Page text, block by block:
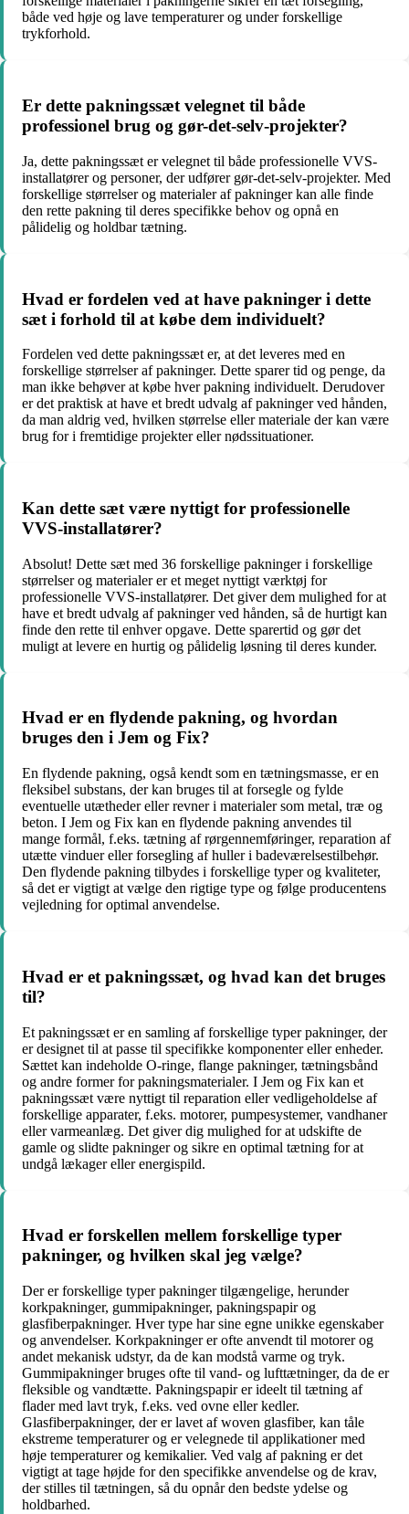
både ved høje og lave temperaturer og under forskellige
trykforhold.
Er dette pakningssæt velegnet til både
professionel brug og gør-det-selv-projekter?
Ja, dette pakningssæt er velegnet til både professionelle VVS-
installatører og personer, der udfører gør-det-selv-projekter. Med
forskellige størrelser og materialer af pakninger kan alle finde
den rette pakning til deres specifikke behov og opnå en
pålidelig og holdbar tætning.
Hvad er fordelen ved at have pakninger i dette
sæt i forhold til at købe dem individuelt?
Fordelen ved dette pakningssæt er, at det leveres med en
forskellige størrelser af pakninger. Dette sparer tid og penge, da
man ikke behøver at købe hver pakning individuelt. Derudover
er det praktisk at have et bredt udvalg af pakninger ved hånden,
da man aldrig ved, hvilken størrelse eller materiale der kan være
brug for i fremtidige projekter eller nødssituationer.
Kan dette sæt være nyttigt for professionelle
VVS-installatører?
Absolut! Dette sæt med 36 forskellige pakninger i forskellige
størrelser og materialer er et meget nyttigt værktøj for
professionelle VVS-installatører. Det giver dem mulighed for at
have et bredt udvalg af pakninger ved hånden, så de hurtigt kan
finde den rette til enhver opgave. Dette sparertid og gør det
muligt at levere en hurtig og pålidelig løsning til deres kunder.
Hvad er en flydende pakning, og hvordan
bruges den i Jem og Fix?
En flydende pakning, også kendt som en tætningsmasse, er en
fleksibel substans, der kan bruges til at forsegle og fylde
eventuelle utætheder eller revner i materialer som metal, træ og
beton. I Jem og Fix kan en flydende pakning anvendes til
mange formål, f.eks. tætning af rørgennemføringer, reparation af
utætte vinduer eller forsegling af huller i badeværelsestilbehør.
Den flydende pakning tilbydes i forskellige typer og kvaliteter,
så det er vigtigt at vælge den rigtige type og følge producentens
vejledning for optimal anvendelse.
Hvad er et pakningssæt, og hvad kan det bruges
til?
Et pakningssæt er en samling af forskellige typer pakninger, der
er designet til at passe til specifikke komponenter eller enheder.
Sættet kan indeholde O-ringe, flange pakninger, tætningsbånd
og andre former for pakningsmaterialer. I Jem og Fix kan et
pakningssæt være nyttigt til reparation eller vedligeholdelse af
forskellige apparater, f.eks. motorer, pumpesystemer, vandhaner
eller varmeanlæg. Det giver dig mulighed for at udskifte de
gamle og slidte pakninger og sikre en optimal tætning for at
undgå lækager eller energispild.
Hvad er forskellen mellem forskellige typer
pakninger, og hvilken skal jeg vælge?
Der er forskellige typer pakninger tilgængelige, herunder
korkpakninger, gummipakninger, pakningspapir og
glasfiberpakninger. Hver type har sine egne unikke egenskaber
og anvendelser. Korkpakninger er ofte anvendt til motorer og
andet mekanisk udstyr, da de kan modstå varme og tryk.
Gummipakninger bruges ofte til vand- og lufttætninger, da de er
fleksible og vandtætte. Pakningspapir er ideelt til tætning af
flader med lavt tryk, f.eks. ved ovne eller kedler.
Glasfiberpakninger, der er lavet af woven glasfiber, kan tåle
ekstreme temperaturer og er velegnede til applikationer med
høje temperaturer og kemikalier. Ved valg af pakning er det
vigtigt at tage højde for den specifikke anvendelse og de krav,
der stilles til tætningen, så du opnår den bedste ydelse og
holdbarhed.